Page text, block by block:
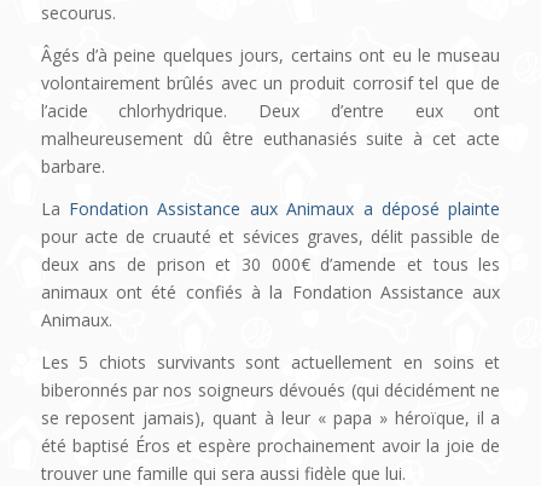
secourus.
Âgés d’à peine quelques jours, certains ont eu le museau
volontairement brûlés avec un produit corrosif tel que de
l’acide chlorhydrique. Deux d’entre eux ont
malheureusement dû être euthanasiés suite à cet acte
barbare.
La Fondation Assistance aux Animaux a déposé plainte
pour acte de cruauté et sévices graves, délit passible de
deux ans de prison et 30 000€ d’amende et tous les
animaux ont été confiés à la Fondation Assistance aux
Animaux.
Les 5 chiots survivants sont actuellement en soins et
biberonnés par nos soigneurs dévoués (qui décidément ne
se reposent jamais), quant à leur « papa » héroïque, il a
été baptisé Éros et espère prochainement avoir la joie de
trouver une famille qui sera aussi fidèle que lui.